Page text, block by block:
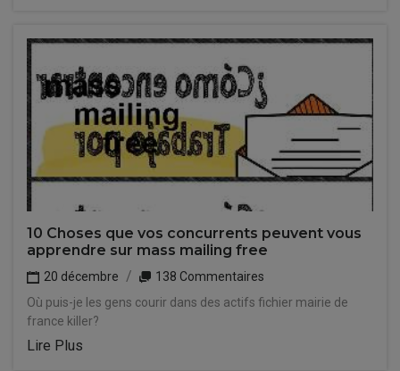
10 Choses que vos concurrents peuvent vous
apprendre sur mass mailing free
20 décembre
138 Commentaires
Où puis-je les gens courir dans des actifs fichier mairie de
france killer?
Lire Plus